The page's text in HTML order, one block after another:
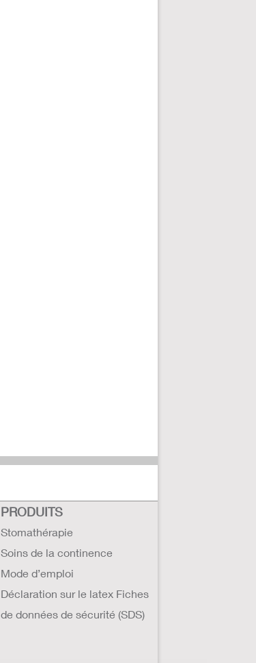
PRODUITS
Stomathérapie
Soins de la continence
Mode d’emploi
Déclaration sur le latex Fiches
de données de sécurité (SDS)